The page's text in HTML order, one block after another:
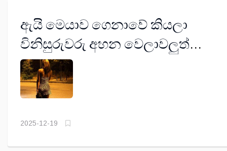
ඇයි මෙයාව ගෙනාවේ කියලා
විනිසුරුවරු අහන වෙලාවලුත්
තියෙනවා - අසේල කුරුළුවංශ
2025-12-19